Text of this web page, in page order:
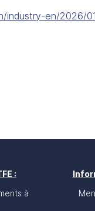
industry-en/2026/
:
à